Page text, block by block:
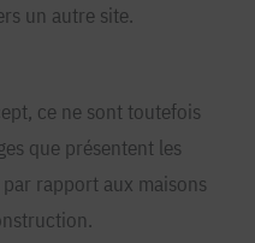
un autre site.
ce ne sont toutefois
que présentent les
rapport aux maisons